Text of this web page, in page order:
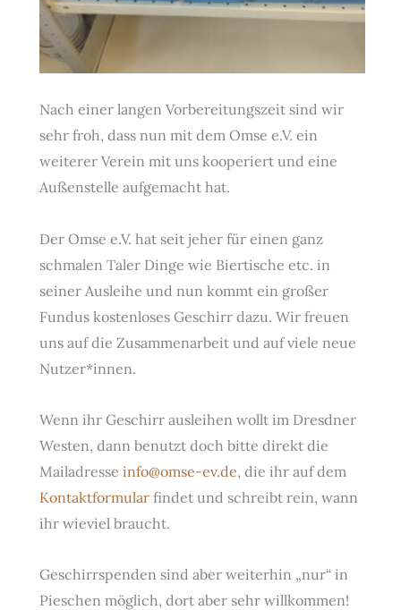
Nach einer langen Vorbereitungszeit sind wir
sehr froh, dass nun mit dem Omse e.V. ein
weiterer Verein mit uns kooperiert und eine
Außenstelle aufgemacht hat.
Der Omse e.V. hat seit jeher für einen ganz
schmalen Taler Dinge wie Biertische etc. in
seiner Ausleihe und nun kommt ein großer
Fundus kostenloses Geschirr dazu. Wir freuen
uns auf die Zusammenarbeit und auf viele neue
Nutzer*innen.
Wenn ihr Geschirr ausleihen wollt im Dresdner
Westen, dann benutzt doch bitte direkt die
Mailadresse info@omse-ev.de, die ihr auf dem
Kontaktformular findet und schreibt rein, wann
ihr wieviel braucht.
Geschirrspenden sind aber weiterhin „nur“ in
Pieschen möglich, dort aber sehr willkommen!